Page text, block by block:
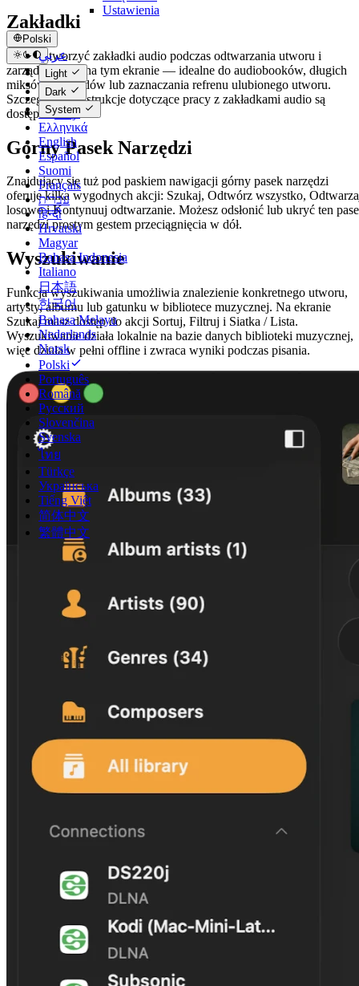
Ustawienia
Polski
عربي
Català
Čeština
Dansk
Deutsch
Ελληνικά
English
Español
Suomi
Français
עברית
हिन्दी
Hrvatski
Magyar
Bahasa Indonesia
Italiano
日本語
한국어
Bahasa Melayu
Nederlands
Norsk
Polski
Português
Română
Русский
Slovenčina
Svenska
ไทย
Türkçe
Українська
Tiếng Việt
简体中文
繁體中文
Light
Dark
System
Zakładki
Możesz tworzyć zakładki audio podczas odtwarzania utworu i
zarządzać nimi na tym ekranie — idealne do audiobooków, długich
miksów, wykładów lub zaznaczania refrenu ulubionego utworu.
Szczegółowe instrukcje dotyczące pracy z zakładkami audio są
dostępnetutaj.
Górny Pasek Narzędzi
Znajdujący się tuż pod paskiem nawigacji górny pasek narzędzi
oferuje kilka wygodnych akcji: Szukaj, Odtwórz wszystko,
losowo i Kontynuuj odtwarzanie. Możesz odsłonić lub ukryć ten
narzędzi prostym gestem przeciągnięcia w dół.
Wyszukiwanie
Funkcja wyszukiwania umożliwia znalezienie konkretnego utworu,
artysty, albumu lub gatunku w bibliotece muzycznej. Na ekranie
Szukaj masz dostęp do akcji Sortuj, Filtruj i Siatka / Lista.
Wyszukiwanie działa lokalnie na bazie danych biblioteki muzycznej,
więc działa w pełni offline i zwraca wyniki podczas pisania.